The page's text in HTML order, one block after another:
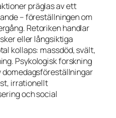
präglas av ett
– föreställningen om
Retoriken handlar
eller långsiktiga
kollaps: massdöd, svält,
Psykologisk forskning
domedagsföreställningar
irrationellt
och social